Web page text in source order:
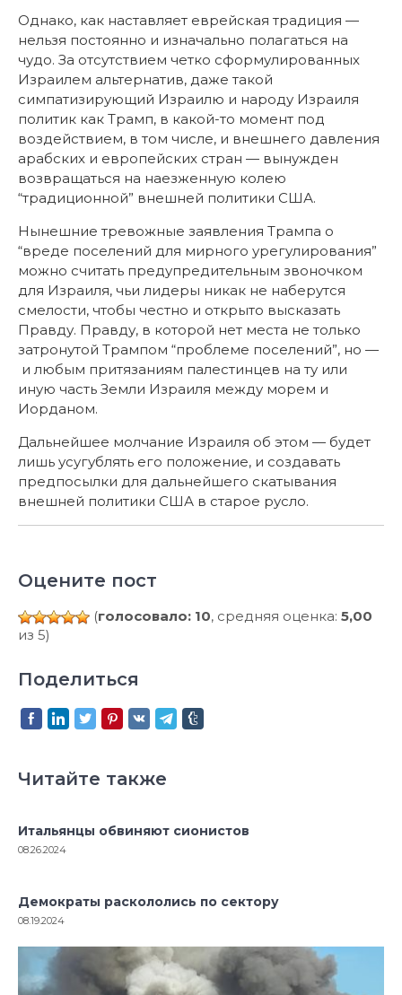
Однако, как наставляет еврейская традиция —
нельзя постоянно и изначально полагаться на
чудо. За отсутствием четко сформулированных
Израилем альтернатив, даже такой
симпатизирующий Израилю и народу Израиля
политик как Трамп, в какой-то момент под
воздействием, в том числе, и внешнего давления
арабских и европейских стран — вынужден
возвращаться на наезженную колею
“традиционной” внешней политики США.
Нынешние тревожные заявления Трампа о
“вреде поселений для мирного урегулирования”
можно считать предупредительным звоночком
для Израиля, чьи лидеры никак не наберутся
смелости, чтобы честно и открыто высказать
Правду. Правду, в которой нет места не только
затронутой Трампом “проблеме поселений”, но —
и любым притязаниям палестинцев на ту или
иную часть Земли Израиля между морем и
Иорданом.
Дальнейшее молчание Израиля об этом — будет
лишь усугублять его положение, и создавать
предпосылки для дальнейшего скатывания
внешней политики США в старое русло.
Оцените пост
(голосовало: 10, средняя оценка: 5,00
из 5)
Поделиться
Читайте также
Итальянцы обвиняют сионистов
08.26.2024
Демократы раскололись по сектору
08.19.2024